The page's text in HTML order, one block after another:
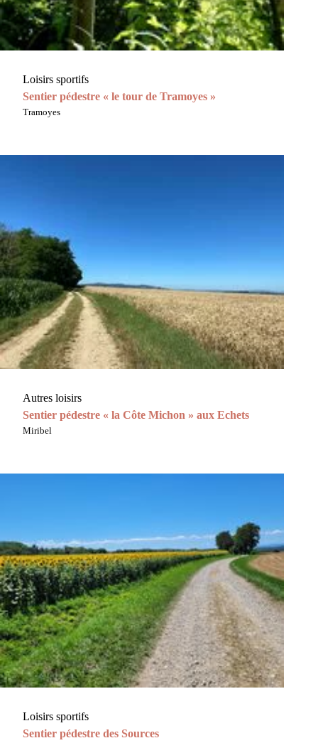
Loisirs sportifs
Sentier pédestre « le tour de Tramoyes »
Tramoyes
Autres loisirs
Sentier pédestre « la Côte Michon » aux Echets
Miribel
Loisirs sportifs
Sentier pédestre des Sources